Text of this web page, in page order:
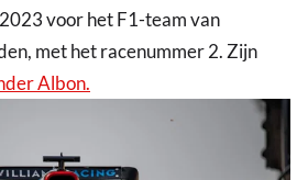
voor het F1-team van
met het racenummer 2. Zijn
Albon.